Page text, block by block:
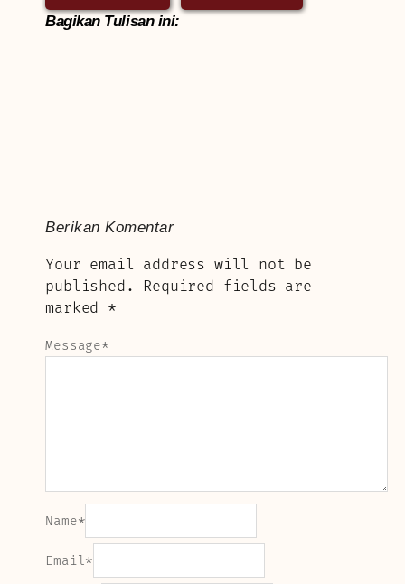
Bagikan Tulisan ini:
Berikan Komentar
Your email address will not be
published.
Required fields are
marked *
Message*
Name*
Email*